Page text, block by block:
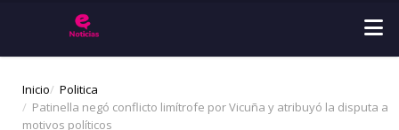
Inicio
Politica
Patinella negó conflicto limítrofe por Vicuña y atribuyó la disputa a
motivos políticos